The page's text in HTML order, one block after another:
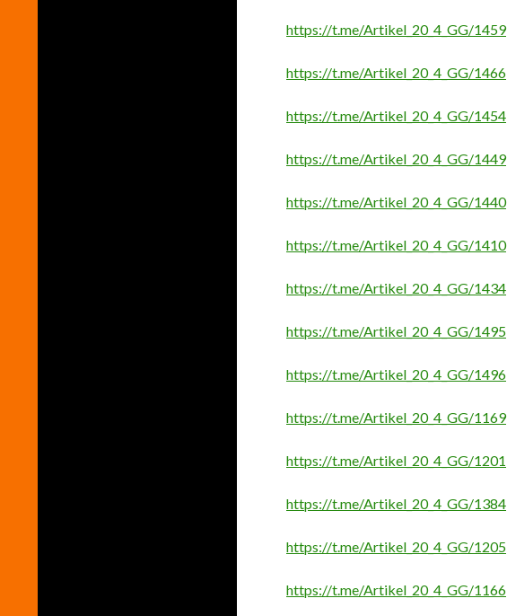
https://t.me/Artikel_20_4_GG/1459
https://t.me/Artikel_20_4_GG/1466
https://t.me/Artikel_20_4_GG/1454
https://t.me/Artikel_20_4_GG/1449
https://t.me/Artikel_20_4_GG/1440
https://t.me/Artikel_20_4_GG/1410
https://t.me/Artikel_20_4_GG/1434
https://t.me/Artikel_20_4_GG/1495
https://t.me/Artikel_20_4_GG/1496
https://t.me/Artikel_20_4_GG/1169
https://t.me/Artikel_20_4_GG/1201
https://t.me/Artikel_20_4_GG/1384
https://t.me/Artikel_20_4_GG/1205
https://t.me/Artikel_20_4_GG/1166